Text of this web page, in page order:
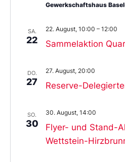
Gewerkschaftshaus
SA.
22 Sammelaktion
22. August, 10:00 – 12:00
DO.
27 Reserve-
27. August, 20:00
SO.
30
Flyer- und Stand-
Wettstein-
30. August, 14:00